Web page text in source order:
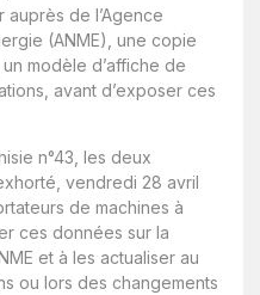
de l’Agence
(ANME), une copie
modèle d’affiche de
avant d’exposer ces
n°43, les deux
vendredi 28 avril
de machines à
ces données sur la
et à les actualiser au
ou lors des changements